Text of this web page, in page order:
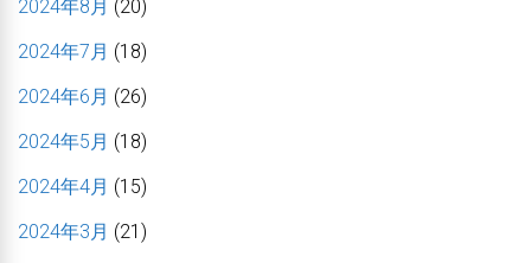
2024年8月 (20)
2024年7月 (18)
2024年6月 (26)
2024年5月 (18)
2024年4月 (15)
2024年3月 (21)